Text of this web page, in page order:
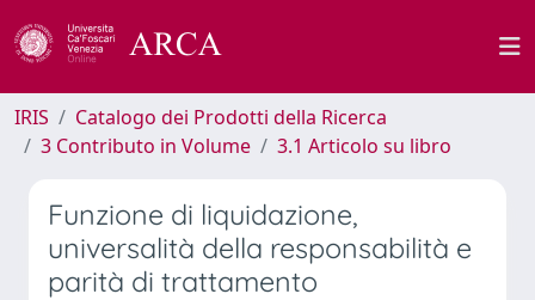
IRIS
Catalogo dei Prodotti della Ricerca
3 Contributo in Volume
3.1 Articolo su libro
Funzione di liquidazione,
universalità della responsabilità e
parità di trattamento